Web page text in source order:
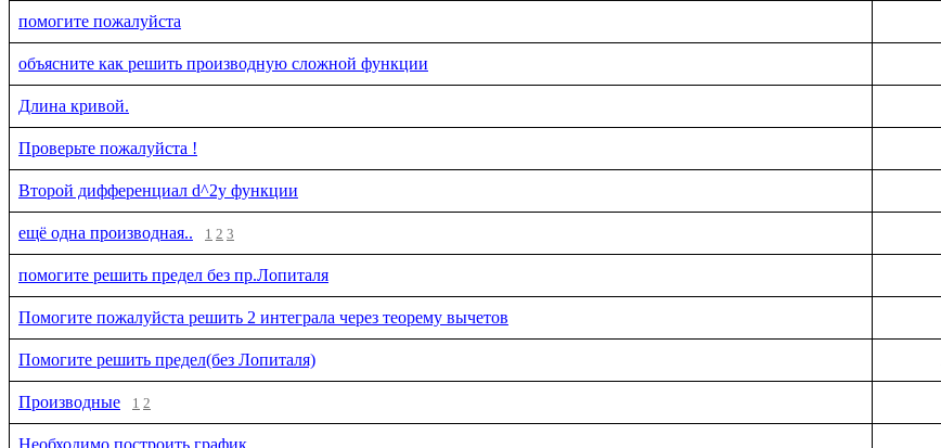
помогите пожалуйста
объясните как решить производную сложной функции
Длина кривой.
Проверьте пожалуйста !
Второй дифференциал d^2y функции
ещё одна производная..
1 2 3
помогите решить предел без пр.Лопиталя
Помогите пожалуйста решить 2 интеграла через теорему вычетов
Помогите решить предел(без Лопиталя)
Производные
1 2
Необходимо построить график